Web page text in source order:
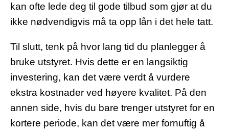
kan ofte lede deg til gode tilbud som gjør at du
ikke nødvendigvis må ta opp lån i det hele tatt.
Til slutt, tenk på hvor lang tid du planlegger å
bruke utstyret. Hvis dette er en langsiktig
investering, kan det være verdt å vurdere
ekstra kostnader ved høyere kvalitet. På den
annen side, hvis du bare trenger utstyret for en
kortere periode, kan det være mer fornuftig å